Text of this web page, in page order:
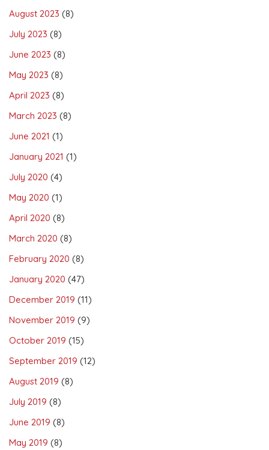
August 2023 (8)
July 2023 (8)
June 2023 (8)
May 2023 (8)
April 2023 (8)
March 2023 (8)
June 2021 (1)
January 2021 (1)
July 2020 (4)
May 2020 (1)
April 2020 (8)
March 2020 (8)
February 2020 (8)
January 2020 (47)
December 2019 (11)
November 2019 (9)
October 2019 (15)
September 2019 (12)
August 2019 (8)
July 2019 (8)
June 2019 (8)
May 2019 (8)